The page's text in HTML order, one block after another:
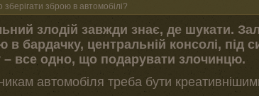
зброю в автомобілі?
злодій завжди знає, де шукати.
в бардачку, центральній консолі, під
– все одно, що подарувати злочинцю.
автомобіля треба бути